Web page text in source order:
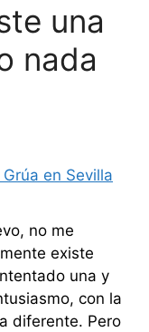
una
nada
en Sevilla
no me
existe
una y
con la
diferente. Pero